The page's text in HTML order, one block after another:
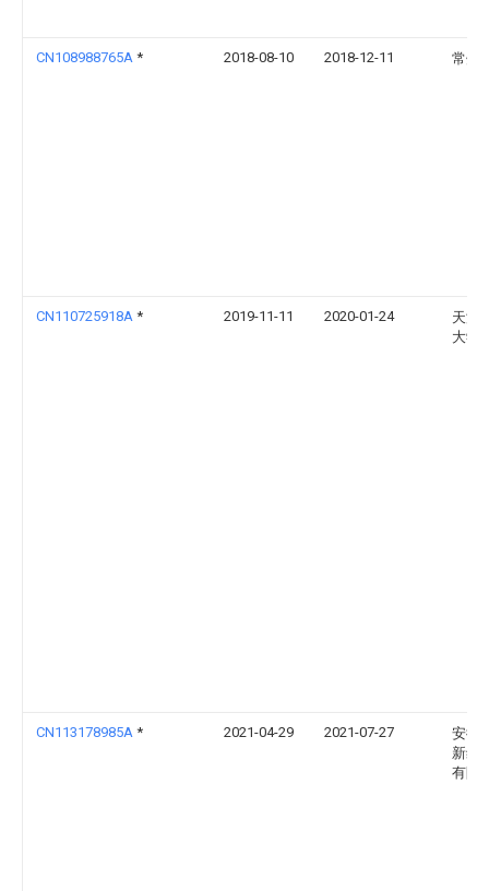
CN108988765A * 2018-08-10 2018-12-11 常州
CN110725918A * 2019-11-11 2020-01-24
天津
大学
CN113178985A * 2021-04-29 2021-07-27
安徽
新维
有限